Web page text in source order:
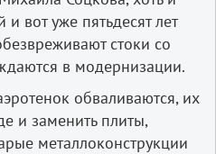
и вот уже пятьдесят лет
стоки со
в модернизации.
обваливаются, их
и заменить плиты,
металлоконструкции